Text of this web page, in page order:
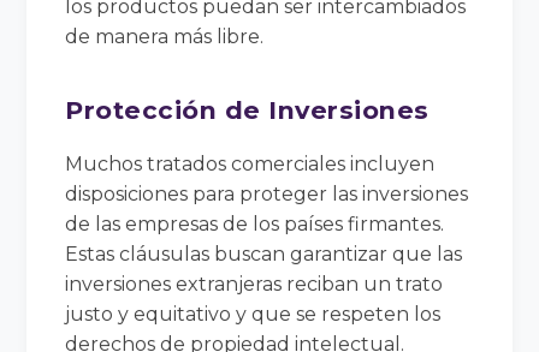
los productos puedan ser intercambiados
de manera más libre.
Protección de Inversiones
Muchos tratados comerciales incluyen
disposiciones para proteger las inversiones
de las empresas de los países firmantes.
Estas cláusulas buscan garantizar que las
inversiones extranjeras reciban un trato
justo y equitativo y que se respeten los
derechos de propiedad intelectual.